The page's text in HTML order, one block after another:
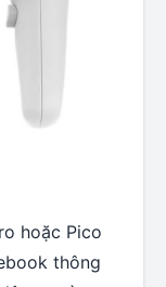
hoặc Pico
thông